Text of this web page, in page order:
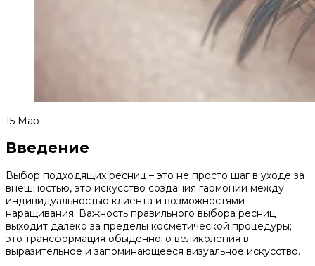
15 Мар
Введение
Выбор подходящих ресниц – это не просто шаг в уходе за
внешностью, это искусство создания гармонии между
индивидуальностью клиента и возможностями
наращивания. Важность правильного выбора ресниц
выходит далеко за пределы косметической процедуры;
это трансформация обыденного великолепия в
выразительное и запоминающееся визуальное искусство.